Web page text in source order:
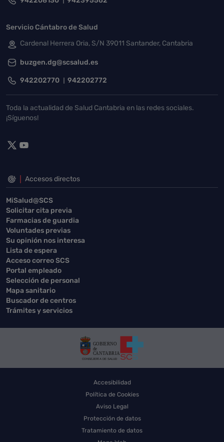
Servicio Cántabro de Salud
Cardenal Herrera Oria, S/N 39011 Santander, Cantabria
buzgen.dg@scsalud.es
942202770 942202772
Toda la actualidad de Salud Cantabria en las redes sociales.
¡Síguenos!
Accesos directos
MiSalud@SCS
Solicitar cita previa
Farmacias de guardia
Voluntades previas
Su opinión nos interesa
Lista de espera
Acceso correo SCS
Portal empleado
Selección de personal
Mapa sanitario
Buscador de centros
Trámites y servicios
Accesibilidad
Política de Cookies
Aviso Legal
Protección de datos
Tratamiento de datos